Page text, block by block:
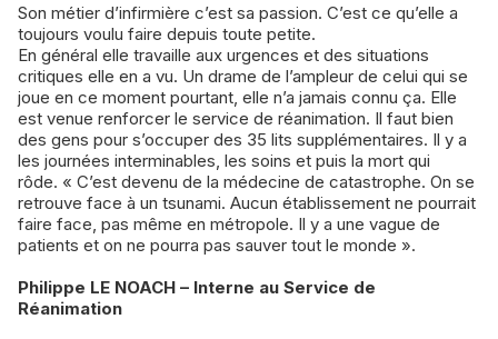
Son métier d’infirmière c’est sa passion. C’est ce qu’elle a
toujours voulu faire depuis toute petite.
En général elle travaille aux urgences et des situations
critiques elle en a vu. Un drame de l’ampleur de celui qui se
joue en ce moment pourtant, elle n’a jamais connu ça. Elle
est venue renforcer le service de réanimation. Il faut bien
des gens pour s’occuper des 35 lits supplémentaires. Il y a
les journées interminables, les soins et puis la mort qui
rôde. « C’est devenu de la médecine de catastrophe. On se
retrouve face à un tsunami. Aucun établissement ne pourrait
faire face, pas même en métropole. Il y a une vague de
patients et on ne pourra pas sauver tout le monde ».
Philippe LE NOACH – Interne au Service de
Réanimation